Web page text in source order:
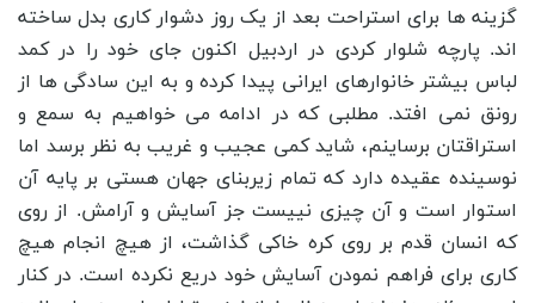
گزینه ها برای استراحت بعد از یک روز دشوار کاری بدل ساخته
اند. پارچه شلوار کردی در اردبیل اکنون جای خود را در کمد
لباس بیشتر خانوارهای ایرانی پیدا کرده و به این سادگی ها از
رونق نمی افتد. مطلبی که در ادامه می خواهیم به سمع و
استراقتان برساینم، شاید کمی عجیب و غریب به نظر برسد اما
نوسینده عقیده دارد که تمام زیربنای جهان هستی بر پایه آن
استوار است و آن چیزی نییست جز آسایش و آرامش. از روی
که انسان قدم بر روی کره خاکی گذاشت، از هیچ انجام هیچ
کاری برای فراهم نمودن آسایش خود دریع نکرده است. در کنار